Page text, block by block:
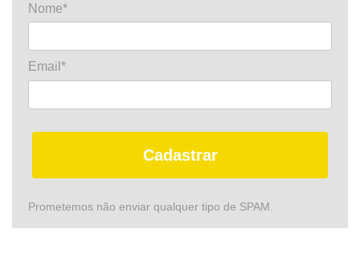
Nome*
Email*
Cadastrar
Prometemos não enviar qualquer tipo de SPAM.